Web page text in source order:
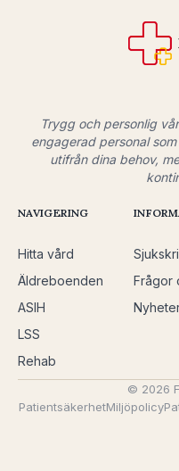
Trygg och personlig
engagerad personal
utifrån dina behov,
NAVIGERING
Hitta vård
Äldreboenden
ASIH
LSS
Rehab
Frågor
© 2026
PatientsäkerhetMiljöpolicy